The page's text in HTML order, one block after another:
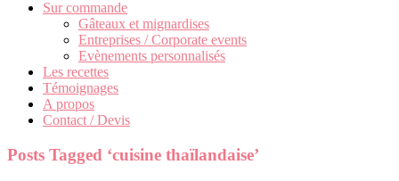
Sur commande
Gâteaux et mignardises
Entreprises / Corporate events
Evènements personnalisés
Les recettes
Témoignages
A propos
Contact / Devis
Posts Tagged ‘cuisine thaïlandaise’